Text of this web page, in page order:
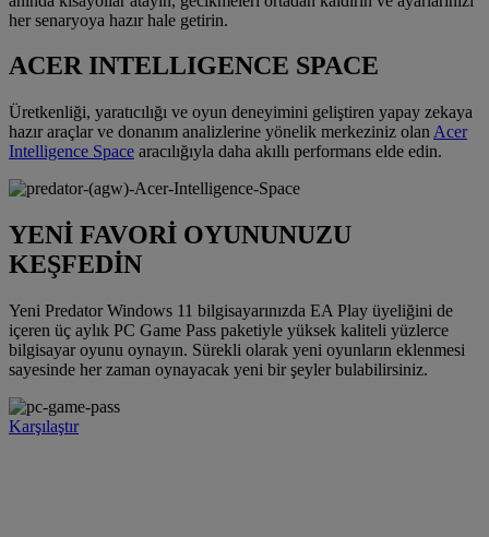
her senaryoya hazır hale getirin.
ACER INTELLIGENCE SPACE
Üretkenliği, yaratıcılığı ve oyun deneyimini geliştiren yapay zekaya
hazır araçlar ve donanım analizlerine yönelik merkeziniz olan Acer
Intelligence Space aracılığıyla daha akıllı performans elde edin.
YENİ FAVORİ OYUNUNUZU
KEŞFEDİN
Yeni Predator Windows 11 bilgisayarınızda EA Play üyeliğini de
içeren üç aylık PC Game Pass paketiyle yüksek kaliteli yüzlerce
bilgisayar oyunu oynayın. Sürekli olarak yeni oyunların eklenmesi
sayesinde her zaman oynayacak yeni bir şeyler bulabilirsiniz.
Karşılaştır